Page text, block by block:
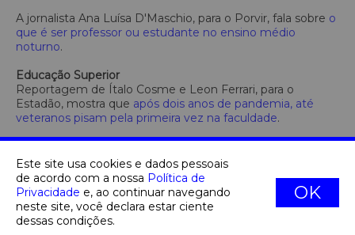
Este site usa cookies e dados pessoais
de acordo com a nossa Política de
Privacidade e, ao continuar navegando
neste site, você declara estar ciente
dessas condições.
OK
A jornalista Ana Luísa D'Maschio, para o Porvir, fala sobre o
que é ser professor ou estudante no ensino médio
noturno.
Educação Superior
Reportagem de Ítalo Cosme e Leon Ferrari, para o
Estadão, mostra que após dois anos de pandemia, até
veteranos pisam pela primeira vez na faculdade.
sobrea nova reitoria da Universidade Federal de Goiás
#julliaafonso #italocosme #isabelapalhares #g1 #folhades.paulo
#felipefrazão #domingosketelbey #diáriodegoiás #correiodabahia
#brenopires #analuísad'maschio #alessandradantas #leonferrari